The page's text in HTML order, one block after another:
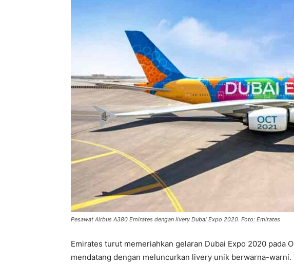
Pesawat Airbus A380 Emirates dengan livery Dubai Expo 2020. Foto: Emirates
Emirates turut memeriahkan gelaran Dubai Expo 2020 pada
mendatang dengan meluncurkan livery unik berwarna-